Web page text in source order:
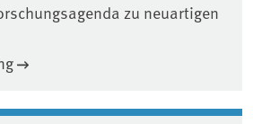
zu neuartigen